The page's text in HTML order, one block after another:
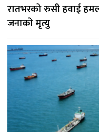
रातभरको रुसी हवाई
जनाको मृत्यु